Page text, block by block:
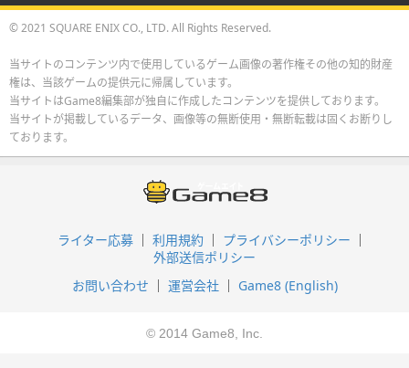
© 2021 SQUARE ENIX CO., LTD. All Rights Reserved.
当サイトのコンテンツ内で使用しているゲーム画像の著作権その他の知的財産
権は、当該ゲームの提供元に帰属しています。
当サイトはGame8編集部が独自に作成したコンテンツを提供しております。
当サイトが掲載しているデータ、画像等の無断使用・無断転載は固くお断りし
ております。
ライター応募 利用規約
プライバシーポリシー
外部送信ポリシー
お問い合わせ
運営会社 Game8 (English)
© 2014 Game8, Inc.